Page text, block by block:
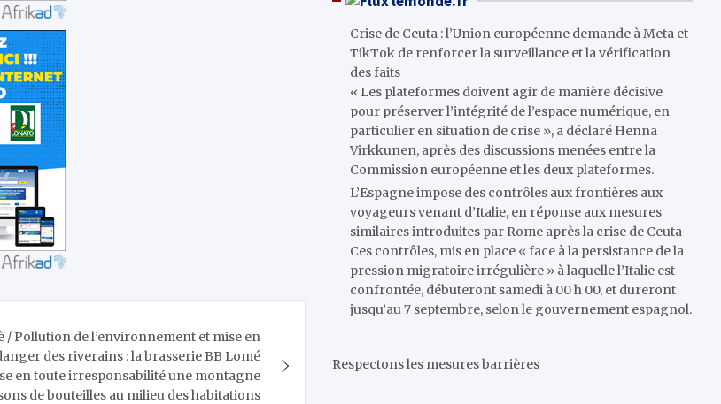
/ Pollution de l’environnement et mise en
des riverains : la brasserie BB Lomé
en toute irresponsabilité une montagne
de bouteilles au milieu des habitations
Crise de Ceuta : l’Union européenne demande à Meta et
TikTok de renforcer la surveillance et la vérification
des faits
« Les plateformes doivent agir de manière décisive
pour préserver l’intégrité de l’espace numérique, en
particulier en situation de crise », a déclaré Henna
Virkkunen, après des discussions menées entre la
Commission européenne et les deux plateformes.
L’Espagne impose des contrôles aux frontières aux
voyageurs venant d’Italie, en réponse aux mesures
similaires introduites par Rome après la crise de Ceuta
Ces contrôles, mis en place « face à la persistance de la
pression migratoire irrégulière » à laquelle l’Italie est
confrontée, débuteront samedi à 00 h 00, et dureront
jusqu’au 7 septembre, selon le gouvernement espagnol.
Respectons les mesures barrières